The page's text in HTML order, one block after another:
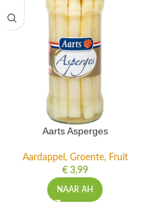
Aarts Asperges
Aardappel, Groente, Fruit
€3,99
NAAR AH